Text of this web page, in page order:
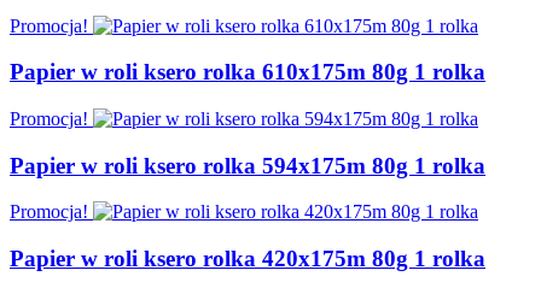
Promocja!
Papier w roli ksero rolka 610x175m 80g 1 rolka
Promocja!
Papier w roli ksero rolka 594x175m 80g 1 rolka
Promocja!
Papier w roli ksero rolka 420x175m 80g 1 rolka